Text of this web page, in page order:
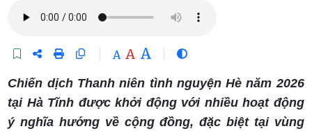
A A A
Chiến dịch Thanh niên tình nguyện Hè năm 2026
tại Hà Tĩnh được khởi động với nhiều hoạt động
ý nghĩa hướng về cộng đồng, đặc biệt tại vùng